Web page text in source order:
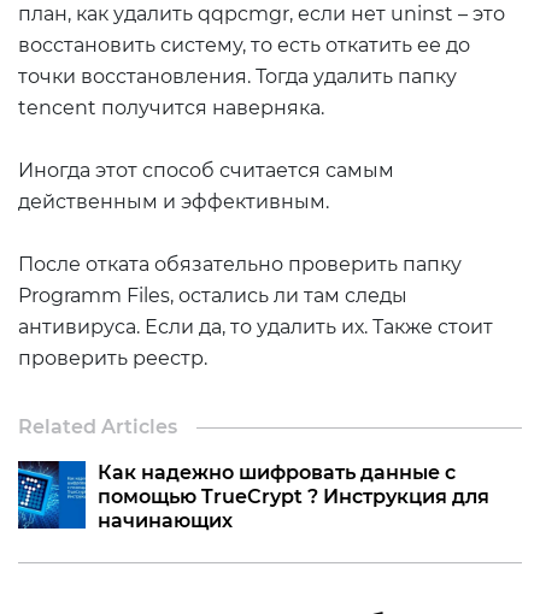
план, как удалить qqpcmgr, если нет uninst – это
восстановить систему, то есть откатить ее до
точки восстановления. Тогда удалить папку
tencent получится наверняка.
Иногда этот способ считается самым
действенным и эффективным.
После отката обязательно проверить папку
Programm Files, остались ли там следы
антивируса. Если да, то удалить их. Также стоит
проверить реестр.
Related Articles
Как надежно шифровать данные c
помощью TrueСrypt ? Инструкция для
начинающих